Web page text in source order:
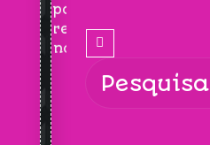
para
receber
novidades!